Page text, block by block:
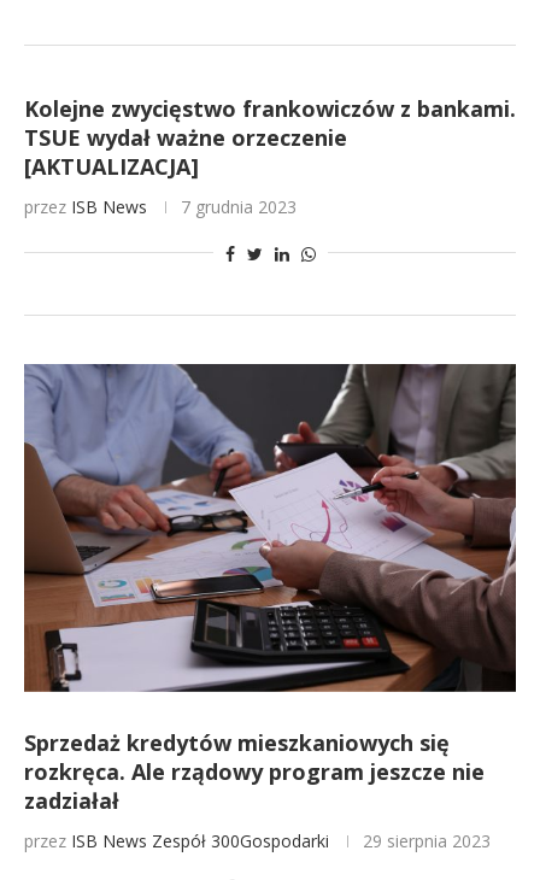
Kolejne zwycięstwo frankowiczów z bankami.
TSUE wydał ważne orzeczenie
[AKTUALIZACJA]
przez ISB News 7 grudnia 2023
Sprzedaż kredytów mieszkaniowych się
rozkręca. Ale rządowy program jeszcze nie
zadziałał
przez ISB News Zespół 300Gospodarki 29 sierpnia 2023